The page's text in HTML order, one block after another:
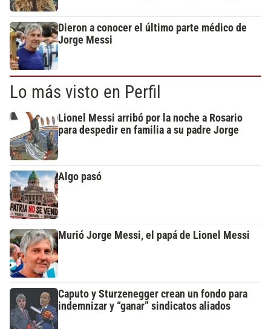
Dieron a conocer el último parte médico de
Jorge Messi
Lo más visto en Perfil
Lionel Messi arribó por la noche a Rosario
para despedir en familia a su padre Jorge
Algo pasó
Murió Jorge Messi, el papá de Lionel Messi
Caputo y Sturzenegger crean un fondo para
indemnizar y “ganar” sindicatos aliados